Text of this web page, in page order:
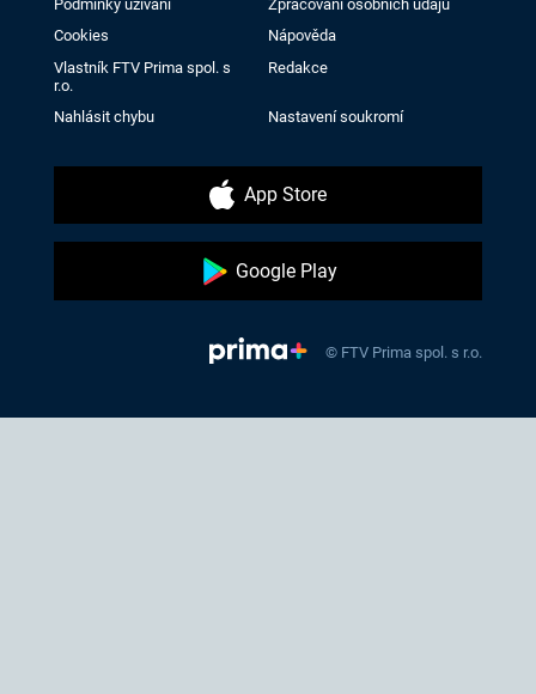
Podmínky užívání
Zpracování osobních údajů
Cookies
Nápověda
Vlastník FTV Prima spol. s
r.o.
Redakce
Nahlásit chybu Nastavení soukromí
App Store
Google Play
© FTV Prima spol. s r.o.